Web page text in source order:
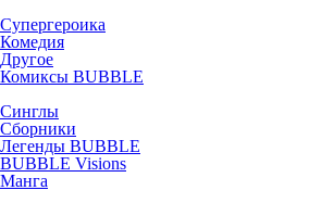
Супергероика
Комедия
Другое
Комиксы BUBBLE
Синглы
Сборники
Легенды BUBBLE
BUBBLE Visions
Манга